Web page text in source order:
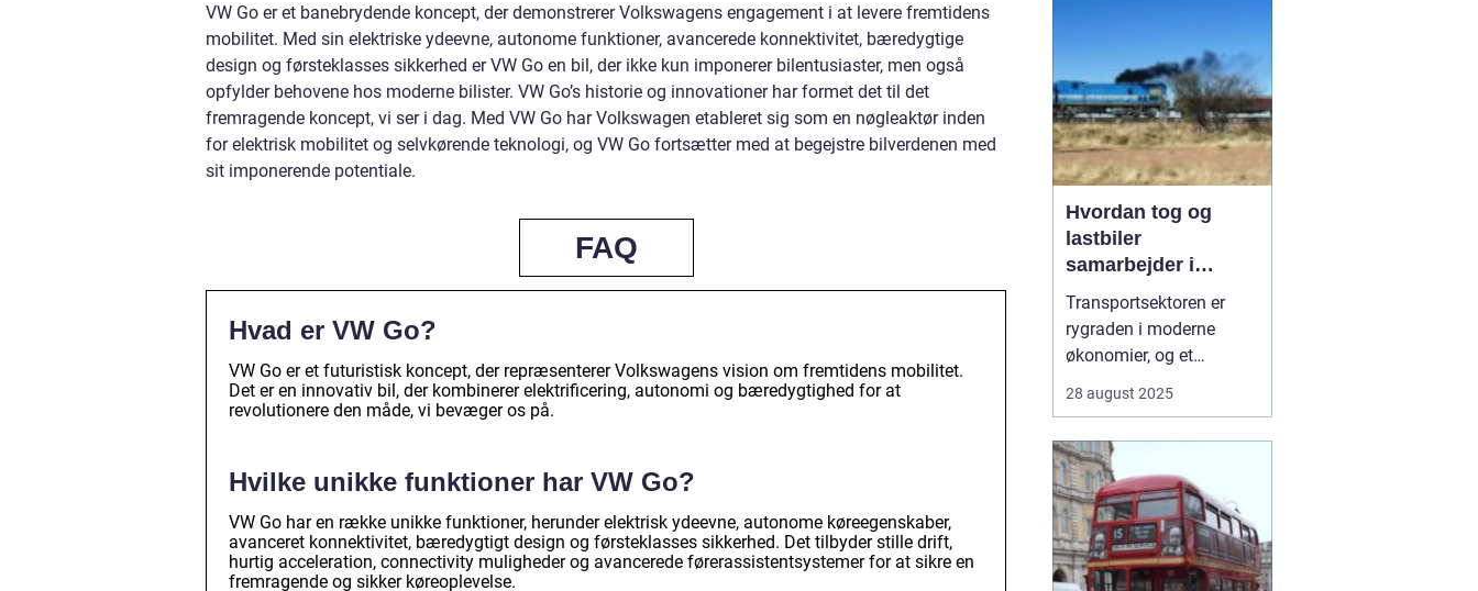
VW Go er et banebrydende koncept, der demonstrerer Volkswagens engagement i at levere fremtidens
mobilitet. Med sin elektriske ydeevne, autonome funktioner, avancerede konnektivitet, bæredygtige
design og førsteklasses sikkerhed er VW Go en bil, der ikke kun imponerer bilentusiaster, men også
opfylder behovene hos moderne bilister. VW Go’s historie og innovationer har formet det til det
fremragende koncept, vi ser i dag. Med VW Go har Volkswagen etableret sig som en nøgleaktør inden
for elektrisk mobilitet og selvkørende teknologi, og VW Go fortsætter med at begejstre bilverdenen med
sit imponerende potentiale.
FAQ
Hvad er VW Go?
VW Go er et futuristisk koncept, der repræsenterer Volkswagens vision om fremtidens mobilitet.
Det er en innovativ bil, der kombinerer elektrificering, autonomi og bæredygtighed for at
revolutionere den måde, vi bevæger os på.
Hvilke unikke funktioner har VW Go?
VW Go har en række unikke funktioner, herunder elektrisk ydeevne, autonome køreegenskaber,
avanceret konnektivitet, bæredygtigt design og førsteklasses sikkerhed. Det tilbyder stille drift,
hurtig acceleration, connectivity muligheder og avancerede førerassistentsystemer for at sikre en
fremragende og sikker køreoplevelse.
Hvordan tog og
lastbiler
samarbejder i
transportsektoren
Transportsektoren er
rygraden i moderne
økonomier, og et
tog og lastbiler er
kan nå hurtigt og sikkert
frem. Hvor lastbiler står
for fleksibilitet og
levering direkte til d&os...
28 august 2025